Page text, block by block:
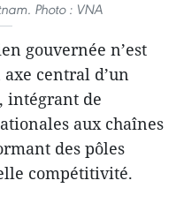
Photo : VNA
gouvernée n’est
central d’un
intégrant de
aux chaînes
des pôles
compétitivité.